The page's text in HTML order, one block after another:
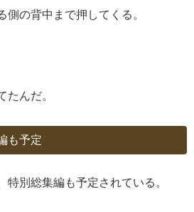
側の背中まで押してくる。
たんだ。
も予定
特別総集編も予定されている。